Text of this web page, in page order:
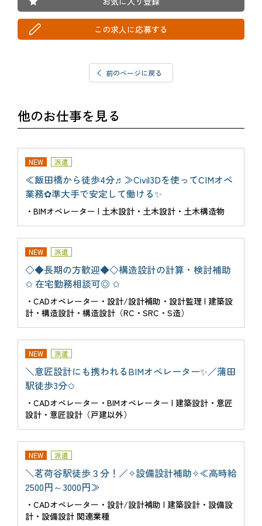
この求人に応募する
前のページに戻る
他のお仕事を見る
NEW 派遣
≪飯田橋から徒歩4分♬≫Civil3Dを使ってCIMオペ
業務✿準大手で安定して働ける✨
・BIMオペレーター | 土木設計・土木設計・土木構造物
NEW 派遣
◇◆長期の方歓迎◆◇構造設計の計算・検討補助
✩ 在宅勤務相談可◎ ✩
・CADオペレーター・設計/設計補助・設計監理 | 建築設
計・構造設計・構造設計（RC・SRC・S造）
NEW 派遣
＼意匠設計にも携われるBIMオペレーター✨／蒲田
駅徒歩3分✩
・CADオペレーター・BIMオペレーター | 建築設計・意匠
設計・意匠設計（戸建以外）
NEW 派遣
＼茗荷谷駅徒歩３分！／✧設備設計補助✧≪高時給
2500円～3000円≫
・CADオペレーター・設計/設計補助 | 建築設計・設備設
計・設備設計 関連業種